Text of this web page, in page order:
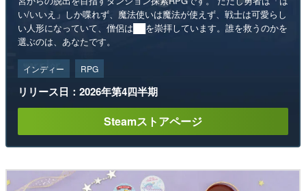
い/いいえ」しか喋れず、魔法使いは魔法が使えず、戦士は可愛らし
い人形になっていて、僧侶は██を崇拝しています。誰を救うのかを
選ぶのは、あなたです。
インディー RPG
リリース日：2026年第4四半期
Steamストアページ